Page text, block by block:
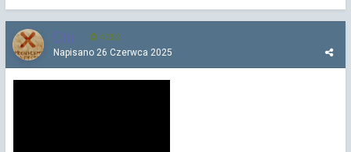
Chi 4 252
Napisano 26 Czerwca 2025